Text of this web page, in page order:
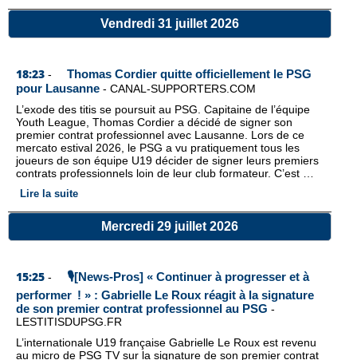
Vendredi 31 juillet 2026
18:23 -
Thomas Cordier quitte officiellement le PSG
pour Lausanne - CANAL-SUPPORTERS.COM
L’exode des titis se poursuit au PSG. Capitaine de l’équipe
Youth League, Thomas Cordier a décidé de signer son
premier contrat professionnel avec Lausanne. Lors de ce
mercato estival 2026, le PSG a vu pratiquement tous les
joueurs de son équipe U19 décider de signer leurs premiers
contrats professionnels loin de leur club formateur. C’est …
Lire la suite
Mercredi 29 juillet 2026
15:25 -
🎙️[News-Pros] « Continuer à progresser et à
performer ! » : Gabrielle Le Roux réagit à la signature
de son premier contrat professionnel au PSG -
LESTITISDUPSG.FR
L’internationale U19 française Gabrielle Le Roux est revenu
au micro de PSG TV sur la signature de son premier contrat